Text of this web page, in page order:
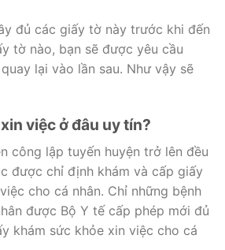
đủ các giấy tờ này trước khi đến
tờ nào, bạn sẽ được yêu cầu
lại vào lần sau. Như vậy sẽ
việc ở đâu uy tín?
công lập tuyến huyện trở lên đều
được chỉ định khám và cấp giấy
cho cá nhân. Chỉ những bệnh
được Bộ Y tế cấp phép mới đủ
khám sức khỏe xin việc cho cá